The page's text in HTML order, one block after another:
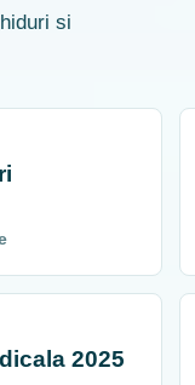
si
2025